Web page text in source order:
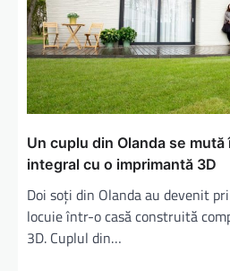
Un cuplu din Olanda se
integral cu o imprimantă 3D
Doi soți din Olanda au devenit
locuie într-o casă construită
3D. Cuplul din…